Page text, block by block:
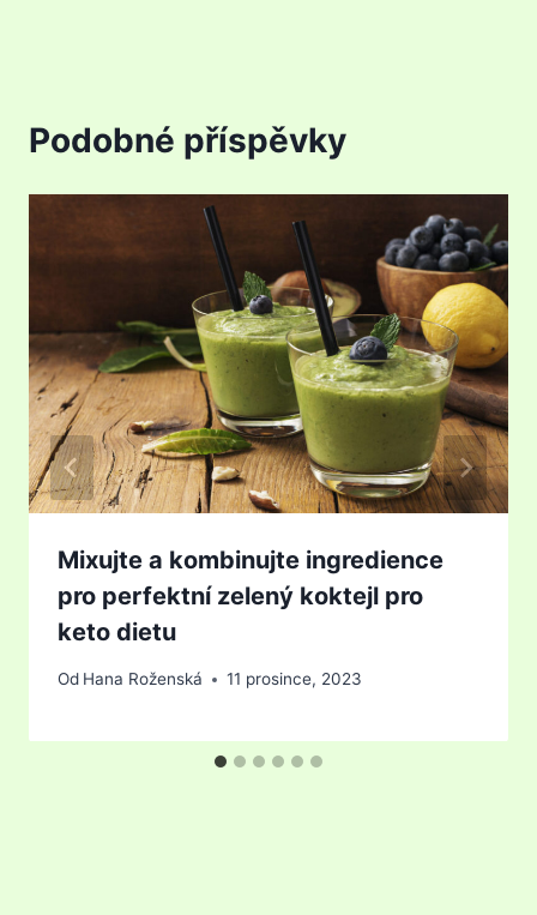
Podobné příspěvky
Mixujte a kombinujte ingredience
pro perfektní zelený koktejl pro
keto dietu
Od Hana Roženská 11 prosince, 2023